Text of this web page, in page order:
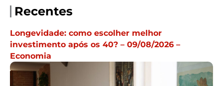
Recentes
Longevidade: como escolher melhor
investimento após os 40? – 09/08/2026 –
Economia